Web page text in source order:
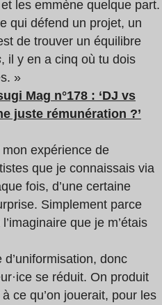
les emmène quelque part.
qui défend un projet, un
de trouver un équilibre
, il y en a cinq où tu dois
»
Mag n°178 : ‘DJ vs
juste rémunération ?’
expérience de
que je connaissais via
fois, d’une certaine
Simplement parce
que je m’étais
donc
se réduit. On produit
ce qu’on jouerait, pour les